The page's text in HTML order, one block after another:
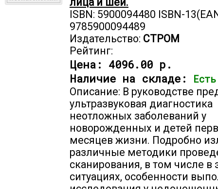
ISBN: 5900094480 ISBN-
9785900094489
Издательство: СТРОМ
Рейтинг:
Цена: 4096.00 р.
Наличие на складе:
Описание: В руководстве
ультразвуковая диагностика
неотложных заболеваний у
новорожденных и детей
месяцев жизни. Подробно
различные методики
сканирования, в том числе в
ситуациях, особенности